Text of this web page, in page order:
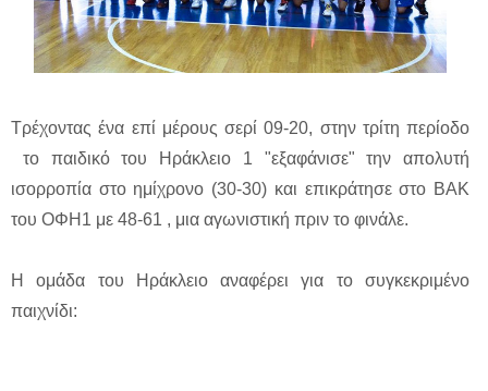
Τρέχοντας ένα επί μέρους σερί 09-20, στην τρίτη περίοδο
το παιδικό του Ηράκλειο 1 "εξαφάνισε" την απολυτή
ισορροπία στο ημίχρονο (30-30) και επικράτησε στο ΒΑΚ
του ΟΦΗ1 με 48-61 , μια αγωνιστική πριν το φινάλε.
Η ομάδα του Ηράκλειο αναφέρει για το συγκεκριμένο
παιχνίδι: